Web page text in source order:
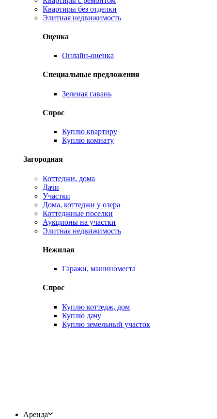
Квартиры без отделки
Элитная недвижимость
Оценка
Онлайн-оценка
Специальные предложения
Зеленая гавань
Спрос
Куплю квартиру
Куплю комнату
Загородная
Коттеджи, дома
Дачи
Участки
Дома, коттеджи у озера
Коттеджные поселки
Аукционы на участки
Элитная недвижимость
Нежилая
Гаражи, машиноместа
Спрос
Куплю коттедж, дом
Куплю дачу
Куплю земельный участок
Аренда